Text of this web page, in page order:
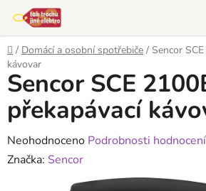
obsah
Domů
/ Domácí a osobní spotřebiče / Sencor
kávovar
Sencor SCE
překapávací
Průměrné
hodnocení
Neohodnoceno Podrobnosti hodnocení
Značka: Sencor